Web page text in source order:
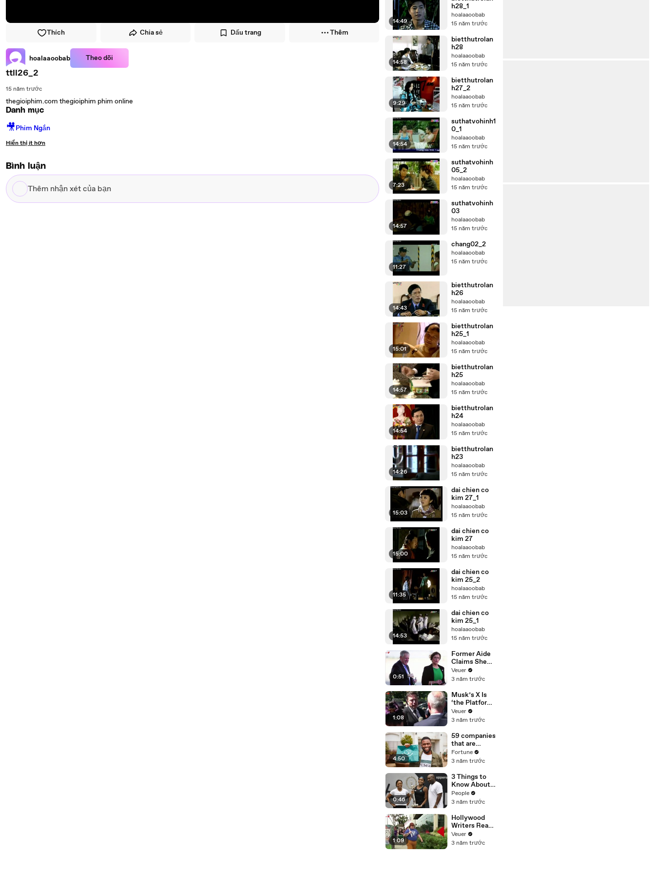
Thích Chia sẻ Dấu trang Thêm
hoalaaoobab Theo dõi
ttll26_2
15 năm trước
thegioiphim.com thegioiphim phim online
Danh mục
🎥Phim Ngắn
Hiển thị ít hơn
Bình luận
Thêm
nhận
14:49
h28_1
hoalaaoobab
15 năm trước
14:58
bietthutrolan
h28
hoalaaoobab
15 năm trước
9:29
bietthutrolan
h27_2
hoalaaoobab
15 năm trước
14:54
suthatvohinh1
0_1
hoalaaoobab
15 năm trước
7:23
suthatvohinh
05_2
hoalaaoobab
15 năm trước
14:57
suthatvohinh
03
hoalaaoobab
15 năm trước
11:27
chang02_2
hoalaaoobab
15 năm trước
14:43
bietthutrolan
h26
hoalaaoobab
15 năm trước
15:01
bietthutrolan
h25_1
hoalaaoobab
15 năm trước
14:57
bietthutrolan
h25
hoalaaoobab
15 năm trước
14:54
bietthutrolan
h24
hoalaaoobab
15 năm trước
14:26
bietthutrolan
h23
hoalaaoobab
15 năm trước
15:03
dai chien co
kim 27_1
hoalaaoobab
15 năm trước
15:00
dai chien co
kim 27
hoalaaoobab
15 năm trước
11:35
dai chien co
kim 25_2
hoalaaoobab
15 năm trước
14:53
dai chien co
kim 25_1
hoalaaoobab
15 năm trước
0:51
Former Aide
Claims She
Was Asked to
Make a ‘Hit
Trump
Veuer
3 năm trước
1:08
Musk’s X Is
‘the Platform
With the
Largest Ratio
Misinformatio
n or
Disinformatio
n’ Amongst
All Social
Media
Platforms
Veuer
3 năm trước
4:50
59 companies
that are
changing the
world: From
Chobani
Fortune
3 năm trước
0:46
3 Things to
Know About
Coco Gauff's
Parents
People
3 năm trước
1:09
Hollywood
Writers Reach
‘Tentative
Agreement’
Veuer
3 năm trước